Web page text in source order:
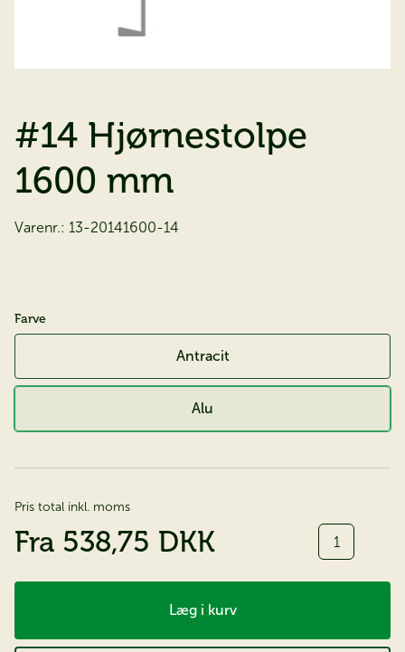
#14 Hjørnestolpe
1600 mm
Varenr.: 13-20141600-14
Farve
Antracit
Alu
Pris total inkl. moms
Fra 538,75 DKK Antal
Læg i kurv